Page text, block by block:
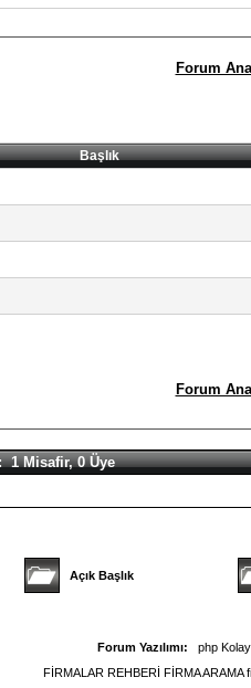
Forum
Başlık
Forum
Misafir, 0 Üye
Açık Başlık
Forum Yazılımı:
php
FİRMALAR REHBERİ FİRMA